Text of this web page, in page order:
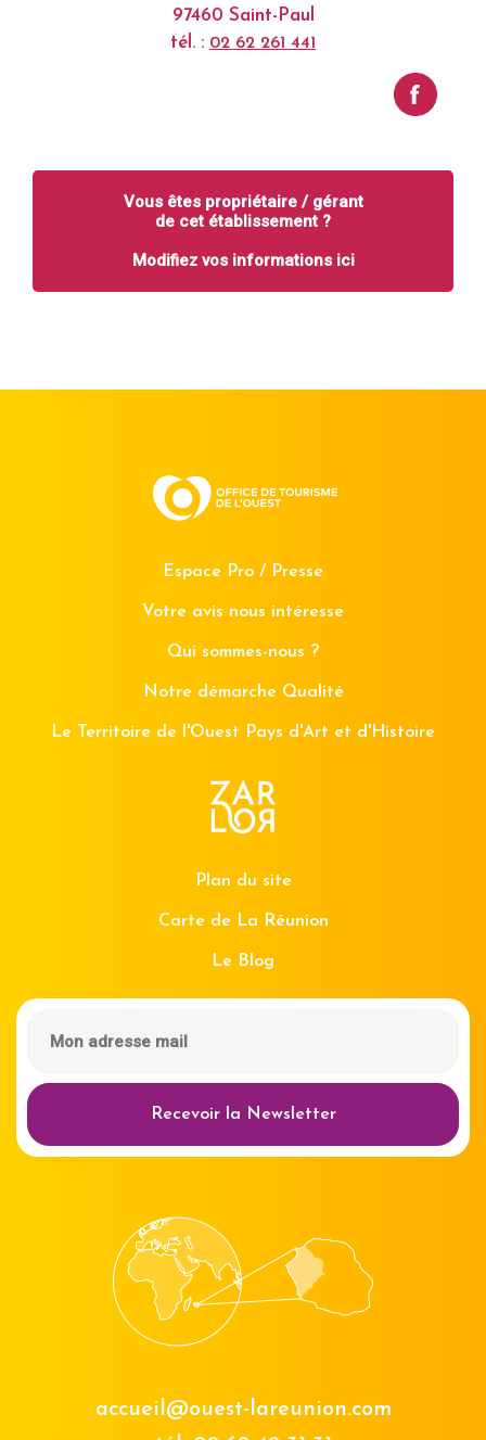
97460 Saint-Paul
tél. : 02 62 261 441
Vous êtes propriétaire / gérant
de cet établissement ?
Modifiez vos informations ici
Espace Pro / Presse
Votre avis nous intéresse
Qui sommes-nous ?
Notre démarche Qualité
Le Territoire de l'Ouest Pays d'Art et d'Histoire
Plan du site
Carte de La Réunion
Le Blog
Recevoir la Newsletter
accueil@ouest-lareunion.com